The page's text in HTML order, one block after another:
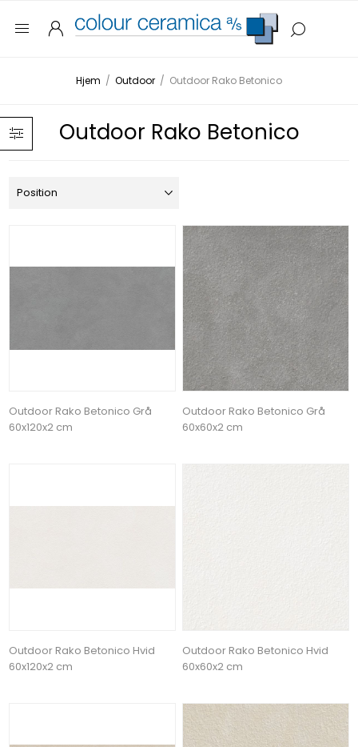
Hjem / Outdoor / Outdoor Rako Betonico
Outdoor Rako Betonico
Outdoor Rako Betonico Grå
60x120x2 cm
Outdoor Rako Betonico Grå
60x60x2 cm
Outdoor Rako Betonico Hvid
60x120x2 cm
Outdoor Rako Betonico Hvid
60x60x2 cm